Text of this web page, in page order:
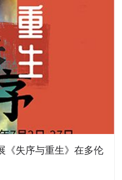
《失序与重生》在多伦